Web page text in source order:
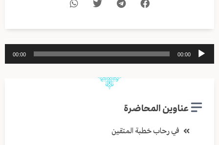
مشغل
الصوت
00:00
00:00
عناوين المحاضرة
في رحاب خطبة المتقين